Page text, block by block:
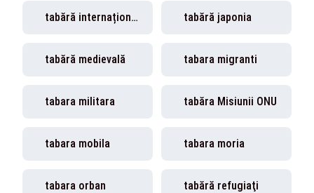
tabără internațională tabără japonia
tabără medievală tabara migranti
tabara militara tabăra Misiunii ONU
tabara mobila tabara moria
tabara orban tabără refugiaţi